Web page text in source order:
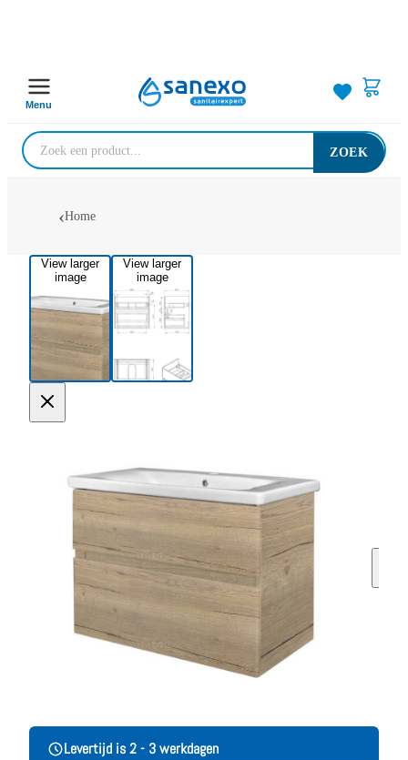
Menu
ZOEK
Home
View larger
image
View larger
image
Levertijd is 2 - 3 werkdagen